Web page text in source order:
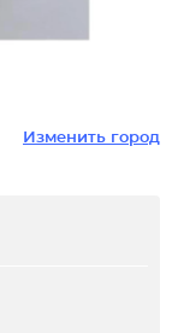
Изменить город